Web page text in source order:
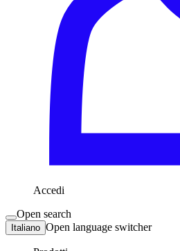
Accedi
Open search
Italiano Open language switcher